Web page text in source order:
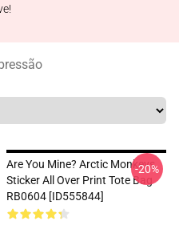
Are You Mine? Arctic Monkeys
Sticker All Over Print Tote Bag
RB0604 [ID555844]
-20%